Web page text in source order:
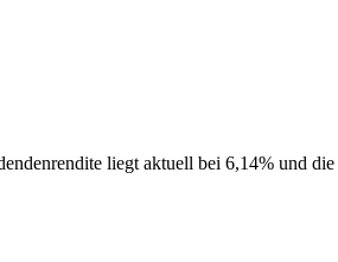
liegt aktuell bei 6,14% und die